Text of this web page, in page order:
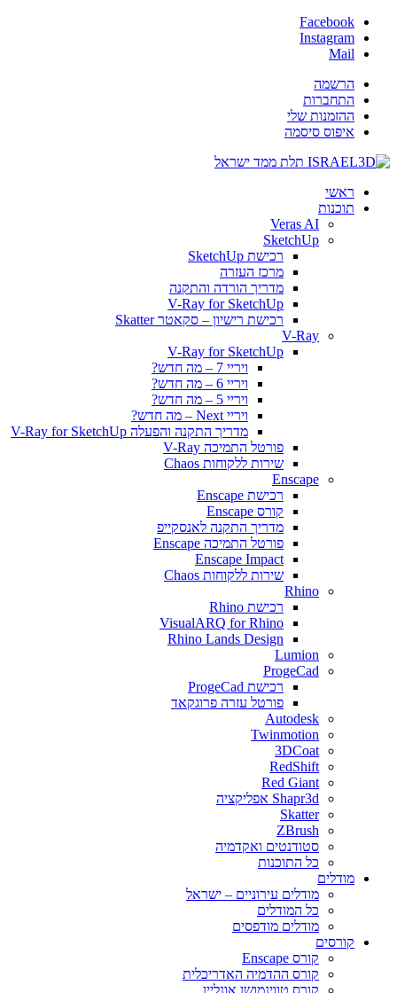
Facebook
Instagram
Mail
הרשמה
התחברות
ההזמנות שלי
איפוס סיסמה
ראשי
תוכנות
Veras AI
SketchUp
רכישת SketchUp
מרכז העזרה
מדריך הורדה והתקנה
V-Ray for SketchUp
רכישת רישיון – סקאטר Skatter
V-Ray
V-Ray for SketchUp
ויריי 7 – מה חדש?
ויריי 6 – מה חדש?
ויריי 5 – מה חדש?
ויריי Next – מה חדש?
מדריך התקנה והפעלה V-Ray for SketchUp
פורטל התמיכה V-Ray
שירות ללקוחות Chaos
Enscape
רכישת Enscape
קורס Enscape
מדריך התקנה לאנסקייפ
פורטל התמיכה Enscape
Enscape Impact
שירות ללקוחות Chaos
Rhino
רכישת Rhino
VisualARQ for Rhino
Rhino Lands Design
Lumion
ProgeCad
רכישת ProgeCad
פורטל עזרה פרוגקאד
Autodesk
Twinmotion
3DCoat
RedShift
Red Giant
Shapr3d אפליקציה
Skatter
ZBrush
סטודנטים ואקדמיה
כל התוכנות
מודלים
מודלים עירוניים – ישראל
כל המודלים
מודלים מודפסים
קורסים
קורס Enscape
קורס ההדמיה האדריכלית
קורס טווינמושן אונליין